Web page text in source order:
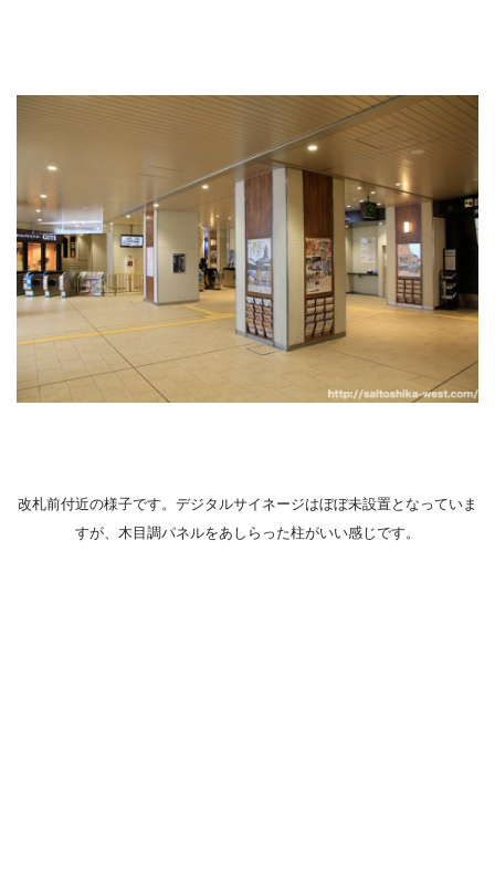
改札前付近の様子です。デジタルサイネージはぼぼ未設置となっていま
すが、木目調パネルをあしらった柱がいい感じです。